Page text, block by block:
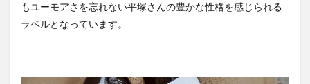
もユーモアさを忘れない平塚さんの豊かな性格を感じられる
ラベルとなっています。